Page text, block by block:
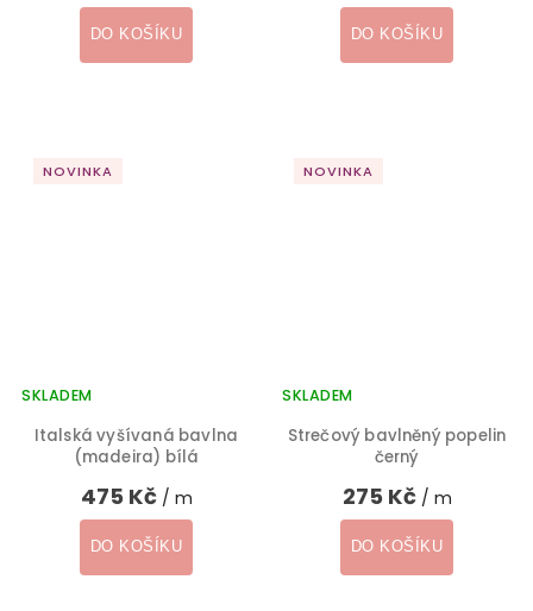
DO KOŠÍKU DO KOŠÍKU
NOVINKA
Italská vyšívaná bavlna
(madeira) bílá
SKLADEM
475 Kč / m
DO KOŠÍKU
NOVINKA
Strečový bavlněný popelin
černý
SKLADEM
275 Kč / m
DO KOŠÍKU